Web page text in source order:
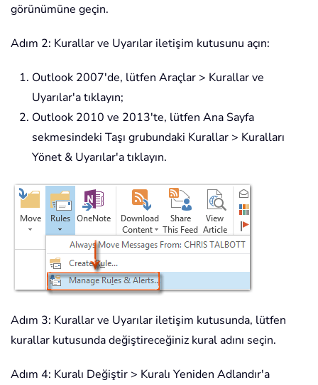
görünümüne geçin.
Adım 2: Kurallar ve Uyarılar iletişim kutusunu açın:
Outlook 2007'de, lütfen Araçlar > Kurallar ve
Uyarılar'a tıklayın;
Outlook 2010 ve 2013'te, lütfen Ana Sayfa
sekmesindeki Taşı grubundaki Kurallar > Kuralları
Yönet & Uyarılar'a tıklayın.
Adım 3: Kurallar ve Uyarılar iletişim kutusunda, lütfen
kurallar kutusunda değiştireceğiniz kural adını seçin.
Adım 4: Kuralı Değiştir > Kuralı Yeniden Adlandır'a